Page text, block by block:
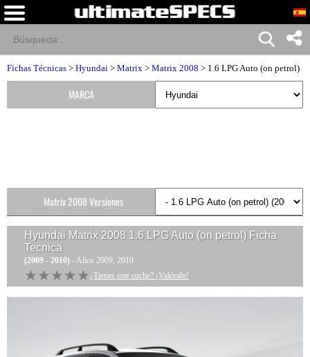
Fichas Técnicas > Hyundai > Matrix > Matrix 2008 > 1.6 LPG Auto (on petrol)
Hyundai Matrix 2008 1.6 LPG Auto (on petrol)Ficha
Tecnica
(2009 - 2010) - Años 2009, 2010
★★★★★
★★★★★ ¿Tienes este coche? ¡Valóralo!
MARCA
Matrix 2008 Versiones